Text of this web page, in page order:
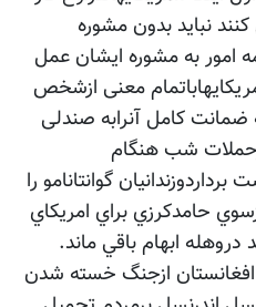
نباید بدون مشوره
امور به مشوره ايشان عمل
معنی ازشخص
کامل آنرابه صندلی
شب هنگام
گوانتانامو را
حامدكرزي براي امريكاي
ابهام باقي ماند.
ازجنگ خسته شدن